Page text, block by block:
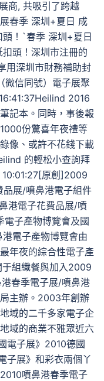
商, 共吸引了跨越
春季 深圳+夏日 成
！`春季 深圳+夏日
頭！深圳市注冊的
用深圳市財務補助封
信同號）電子展聚
2016
記本。同時，事後報
份驚喜年夜禮等
像、或許不花錢下載
的輕松小查詢拜
原創]2009
展/噴鼻港電子組件
港電子花費品展/噴
子產物博覽會及國
電子產物博覽會由
年夜的綜合性電子產
組織餐與加入2009
春季電子展/噴鼻港
主辦。2003年創辦
域的二千多家電子企
域的商業不雅眾近六
電子展》2010德國
子展》和彩衣兩個丫
噴鼻港春季電子